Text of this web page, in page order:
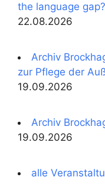
the language gap?
22.08.2026
Archiv
zur Pflege der
19.09.2026
Archiv
19.09.2026
alle